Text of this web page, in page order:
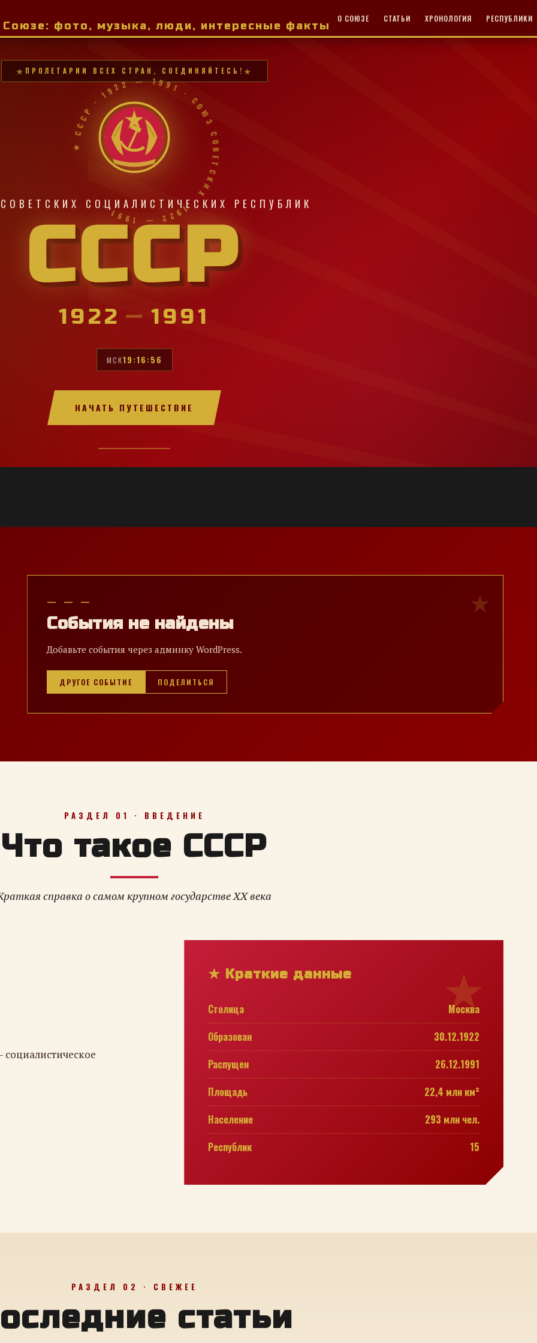
фото, музыка, люди, интересные факты
О СОЮЗЕ СТАТЬИ ХРОНОЛОГИЯ РЕСПУБЛИКИ
ПРОЛЕТАРИИ ВСЕХ СТРАН, СОЕДИНЯЙТЕСЬ!
★ СССР · 1922 — 1991 · СОЮЗ СОВЕТСКИХ · 1922 — 1991 ·
СОЦИАЛИСТИЧЕСКИХ РЕСПУБЛИК
СССР
1922 — 1991
МСК19:16:58
НАЧАТЬ ПУТЕШЕСТВИЕ
— — —
События не найдены
Добавьте события через админку WordPress.
ДРУГОЕ СОБЫТИЕ ПОДЕЛИТЬСЯ
РАЗДЕЛ 01 · ВВЕДЕНИЕ
Что такое СССР
справка о самом крупном государстве XX века
★ Краткие данные
Столица
Москва
Образован
30.12.1922
Распущен
26.12.1991
Площадь
22,4 млн км²
Население
293 млн чел.
Республик
15
РАЗДЕЛ 02 · СВЕЖЕЕ
статьи